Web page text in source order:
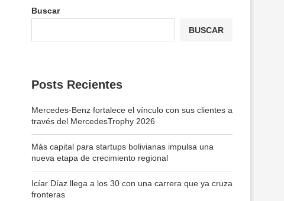
Buscar
BUSCAR
Posts Recientes
Mercedes-Benz fortalece el vínculo con sus clientes a
través del MercedesTrophy 2026
Más capital para startups bolivianas impulsa una
nueva etapa de crecimiento regional
Icíar Díaz llega a los 30 con una carrera que ya cruza
fronteras